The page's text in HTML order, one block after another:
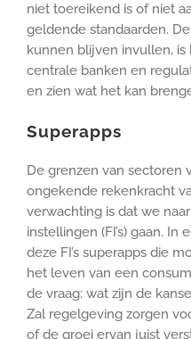
niet toereikend is of niet
geldende standaarden.
kunnen blijven invullen,
centrale banken en
en zien wat het kan
Superapps
De grenzen van sectoren
ongekende rekenkracht
verwachting is dat we
instellingen (FI’s) gaan.
deze FI’s superapps die
het leven van een
de vraag: wat zijn de
Zal regelgeving zorgen
of de groei ervan juist